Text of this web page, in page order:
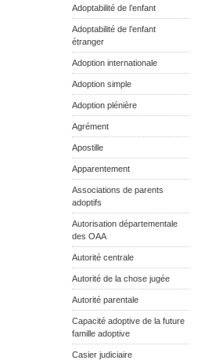
Adoptabilité de l’enfant
Adoptabilité de l’enfant
étranger
Adoption internationale
Adoption simple
Adoption plénière
Agrément
Apostille
Apparentement
Associations de parents
adoptifs
Autorisation départementale
des OAA
Autorité centrale
Autorité de la chose jugée
Autorité parentale
Capacité adoptive de la future
famille adoptive
Casier judiciaire